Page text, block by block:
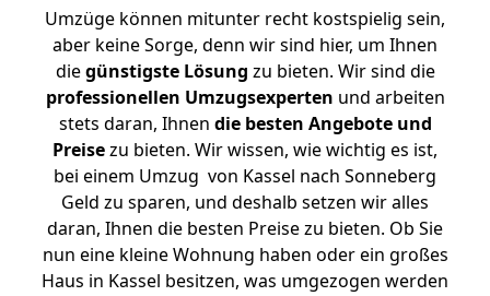
Umzüge können mitunter recht kostspielig sein,
aber keine Sorge, denn wir sind hier, um Ihnen
diegünstigste Lösung zu bieten. Wir sind die
professionellen Umzugsexperten und arbeiten
stets daran, Ihnen die besten Angebote und
Preisezu bieten. Wir wissen, wie wichtig es ist,
bei einem Umzug von Kassel nach Sonneberg
Geld zu sparen, und deshalb setzen wir alles
daran, Ihnen die besten Preise zu bieten. Ob Sie
nun eine kleine Wohnung haben oder ein großes
Haus in Kassel besitzen, was umgezogen werden